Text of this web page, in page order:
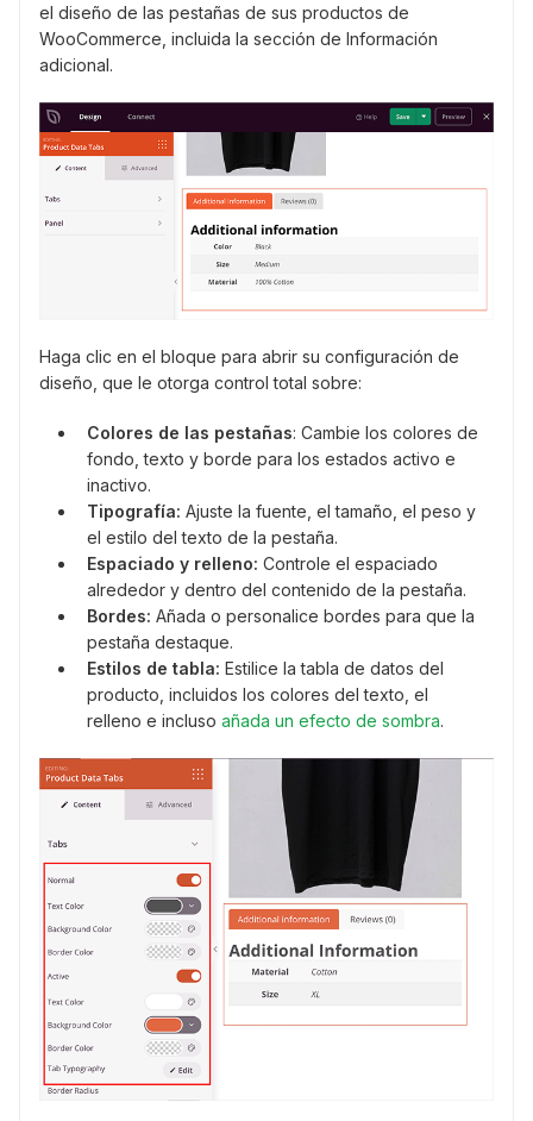
el diseño de las pestañas de sus productos de
WooCommerce, incluida la sección de Información
adicional.
Haga clic en el bloque para abrir su configuración de
diseño, que le otorga control total sobre:
Colores de las pestañas: Cambie los colores de
fondo, texto y borde para los estados activo e
inactivo.
Tipografía: Ajuste la fuente, el tamaño, el peso y
el estilo del texto de la pestaña.
Espaciado y relleno: Controle el espaciado
alrededor y dentro del contenido de la pestaña.
Bordes: Añada o personalice bordes para que la
pestaña destaque.
Estilos de tabla: Estilice la tabla de datos del
producto, incluidos los colores del texto, el
relleno e incluso añada un efecto de sombra.